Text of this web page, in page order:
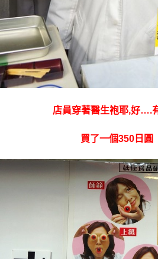
店員穿著醫生袍耶,好….
買了一個350日圓